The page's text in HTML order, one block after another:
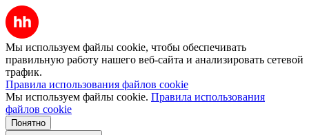
Мы используем файлы cookie, чтобы обеспечивать
правильную работу нашего веб-сайта и анализировать сетевой
трафик.
Правила использования файлов cookie
Мы используем файлы cookie. Правила использования
файлов cookie
Понятно